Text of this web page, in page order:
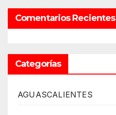
Comentarios Recientes
Categorías
AGUASCALIENTES